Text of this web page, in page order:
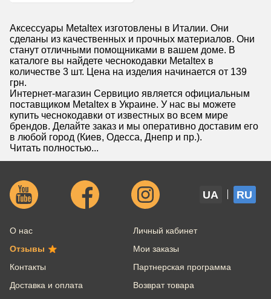
Аксессуары Metaltex изготовлены в Италии. Они
сделаны из качественных и прочных материалов. Они
станут отличными помощниками в вашем доме. В
каталоге вы найдете чеснокодавки Metaltex в
количестве 3 шт. Цена на изделия начинается от 139
грн.
Интернет-магазин Сервицио является официальным
поставщиком Metaltex в Украине. У нас вы можете
купить чеснокодавки от известных во всем мире
брендов. Делайте заказ и мы оперативно доставим его
в любой город (Киев, Одесса, Днепр и пр.).
Читать полностью...
UA RU
О нас
Отзывы
Контакты
Доставка и оплата
Личный кабинет
Мои заказы
Партнерская программа
Возврат товара